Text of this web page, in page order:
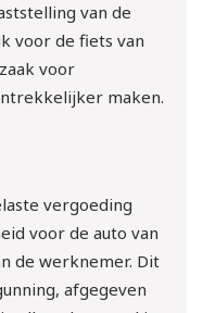
van de
voor de fiets van
voor
maken.
vergoeding
voor de auto van
de werknemer. Dit
afgegeven
nieuwe
inlenen